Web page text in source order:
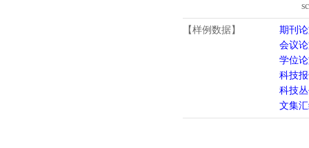
【样例数据】
期刊
会议
学位
科技
科技
文集